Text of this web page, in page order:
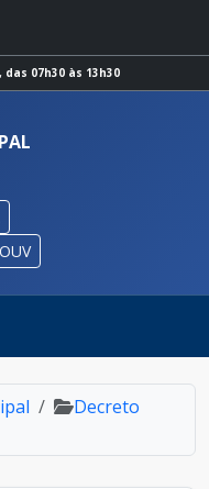
07h30 às 13h30
Decreto